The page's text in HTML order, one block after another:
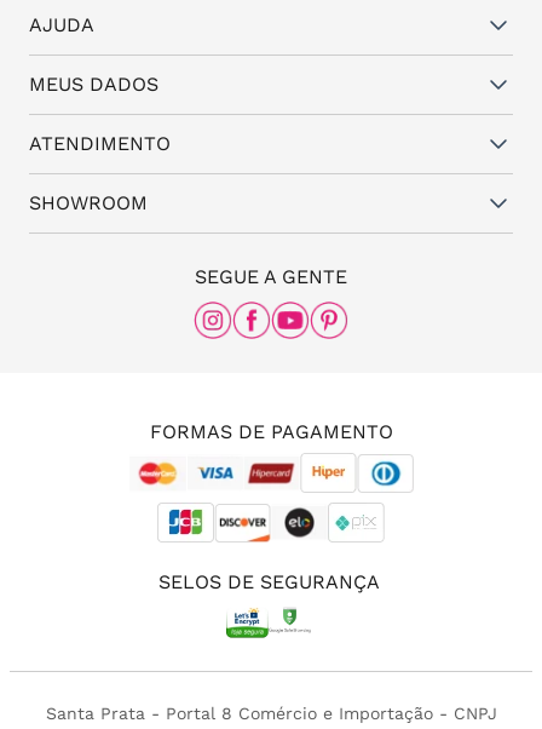
Quem somos
Vantagens
Política de Trocas e Garantia
Política de Privacidade
Assistência Técnica
AJUDA
Dúvidas frequentes
Fale conosco
MEUS DADOS
Cadastro
Minha conta
Meus pedidos
ATENDIMENTO
(11) 94824-6508
(11) 3087-8168
SHOWROOM
Rua Frei Caneca, nº 558 - 11º andar, Consolação,
São Paulo - SP, 01307-000
SEGUE A GENTE
FORMAS DE PAGAMENTO
SELOS DE SEGURANÇA
Santa Prata - Portal 8 Comércio e Importação - CNPJ